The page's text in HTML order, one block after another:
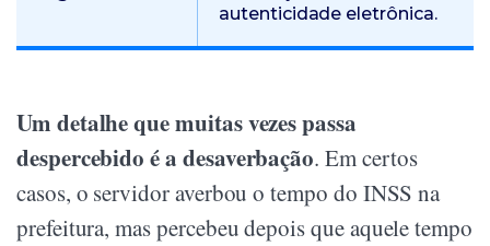
autenticidade eletrônica.
Um detalhe que muitas vezes passa
despercebido é a desaverbação. Em certos
casos, o servidor averbou o tempo do INSS na
prefeitura, mas percebeu depois que aquele tempo